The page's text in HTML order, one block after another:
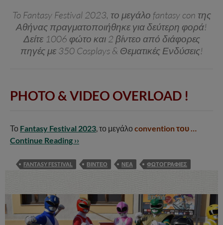
To Fantasy Festival 2023, το μεγάλο fantasy con της
Αθήνας πραγματοποιήθηκε για δεύτερη φορά!
Δείτε 1006 φώτο και 2 βίντεο από διάφορες
πηγές με 350 Cosplays & Θεματικές Ενδύσεις!
PHOTO & VIDEO OVERLOAD !
Το Fantasy Festival 2023 , το μεγάλο convention του …
Continue Reading ››
FANTASY FESTIVAL ΒΙΝΤΕΟ ΝΕΑ ΦΩΤΟΓΡΑΦΙΕΣ